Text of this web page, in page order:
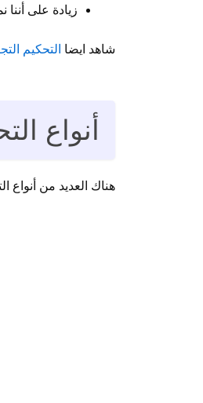
زيادة على أننا
شاهد ايضا التحكيم
أنواع
هناك العديد من أنواع